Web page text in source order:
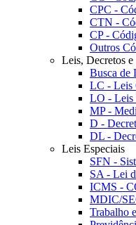
CPC -
CTN -
CP -
Outros
Leis, Decretos
Busca de
LC - Leis
LO - Leis
MP -
D -
DL -
Leis Especiais
SFN -
SA - Lei
ICMS -
MDIC/
Trabalho